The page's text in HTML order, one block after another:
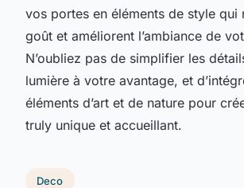
vos portes en éléments de style qui
goût et améliorent l’ambiance de
N’oubliez pas de simplifier les
lumière à votre avantage, et
éléments d’art et de nature pour
truly unique et accueillant.
Deco